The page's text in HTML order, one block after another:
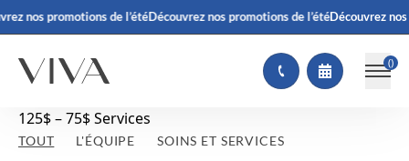
nos promotions de l’étéDécouvrez nos promotions de l’étéDécouvrez
()
125$ – 75$ Services
TOUT L'ÉQUIPE
SOINS ET SERVICES